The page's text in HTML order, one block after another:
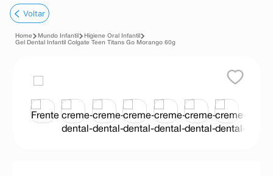
1º fralda
2º pampers confort sec max
lenço umedecido
tadalafila
minoxidil
Voltar
Mundo Infantil
Higiene Oral Infantil
Gel Dental Infantil Colgate Teen Titans Go Morango 60g